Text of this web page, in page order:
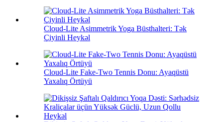
Cloud-Lite Asimmetrik Yoga Büsthalteri: Tək
Çiyinli Heykəl
Cloud-Lite Fake-Two Tennis Donu: Ayaqüstü
Yaxalıq Örtüyü